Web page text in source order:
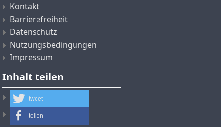
Kontakt
Barrierefreiheit
Datenschutz
Nutzungsbedingungen
Impressum
Inhalt teilen
tweet
teilen